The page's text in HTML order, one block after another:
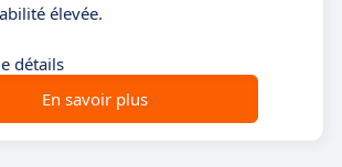
élevée.
détails
En savoir plus